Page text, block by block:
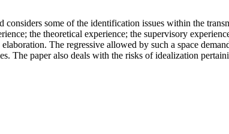
considers some of the identification issues within the
the theoretical experience; the supervisory
The regressive allowed by such a space
The paper also deals with the risks of idealization